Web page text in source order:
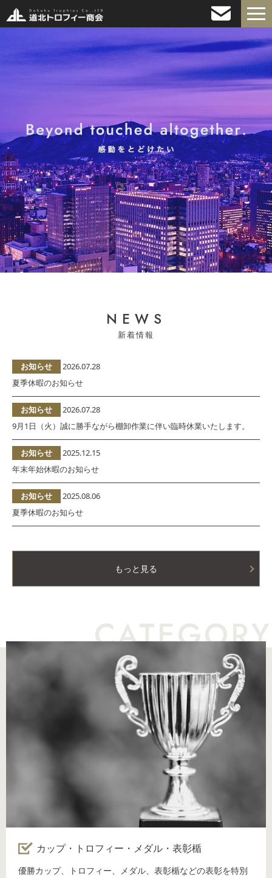
NEWS
お知らせ
2026.07.28
夏季休暇のお知らせ
お知らせ
2026.07.28
9月1日（火）誠に勝手ながら棚卸作業に伴い臨時休業いたします。
お知らせ
2025.12.15
年末年始休暇のお知らせ
お知らせ
2025.08.06
夏季休暇のお知らせ
もっと見る
カップ・トロフィー・メダル・表彰楯
優勝カップ、トロフィー、メダル、表彰楯などの表彰を特別